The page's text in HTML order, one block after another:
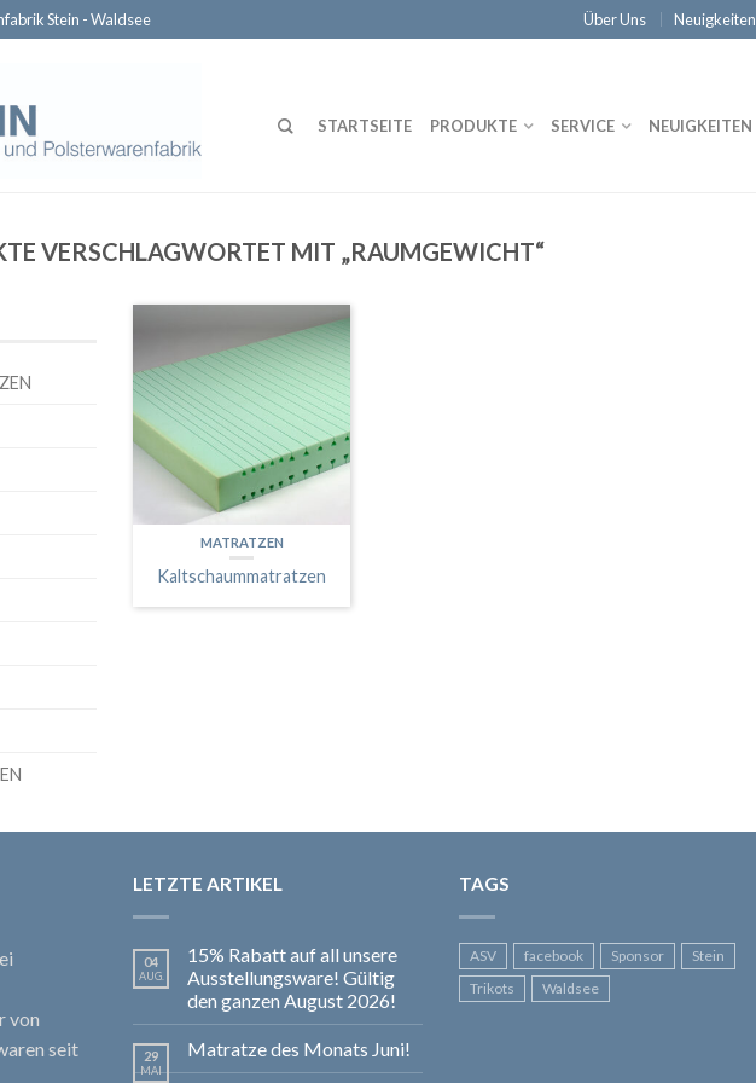
Stein - Waldsee Über Uns Neuigkeiten
STARTSEITE PRODUKTE SERVICE NEUIGKEITEN
VERSCHLAGWORTET MIT „RAUMGEWICHT“
MATRATZEN
Kaltschaummatratzen
von
seit
LETZTE ARTIKEL
04
AUG.
15% Rabatt auf all unsere
Ausstellungsware! Gültig
den ganzen August 2026!
29
MAI
Matratze des Monats Juni!
TAGS
ASV facebook Sponsor
Stein
Trikots
Waldsee